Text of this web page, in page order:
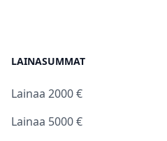
LAINASUMMAT
Lainaa 2000 €
Lainaa 5000 €